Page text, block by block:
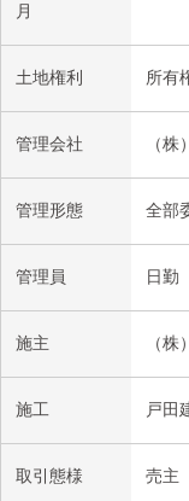
月
土地権利 所有
管理会社 （
管理形態 全部
管理員 日勤
施主 （株
施工 戸田
取引態様 売主